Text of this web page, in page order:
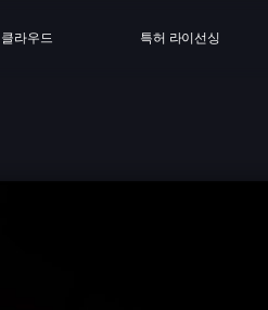
클라우드 특허 라이선싱